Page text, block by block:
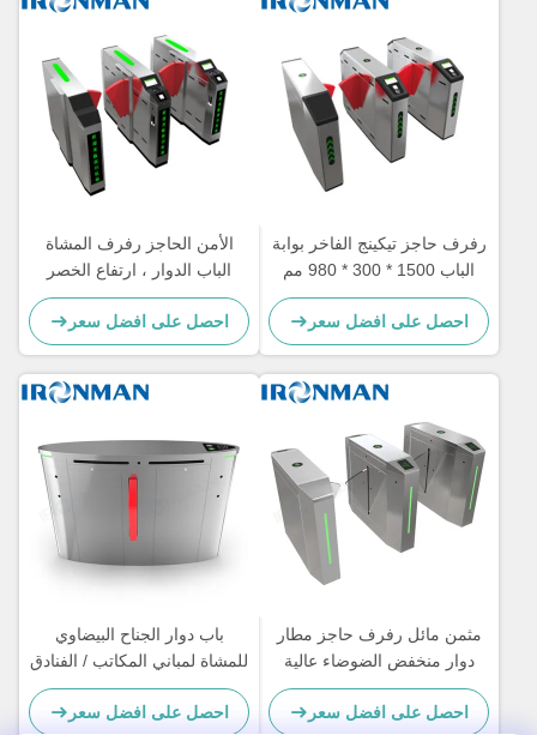
رفرف حاجز تيكينج الفاخر بوابة
الباب 1500 * 300 * 980 مم
إسكان AISI SUS304
احصل على افضل سعر
الأمن الحاجز رفرف المشاة
الباب الدوار ، ارتفاع الخصر
بوابات
احصل على افضل سعر
مثمن مائل رفرف حاجز مطار
دوار منخفض الضوضاء عالية
السرعة بوابة
احصل على افضل سعر
باب دوار الجناح البيضاوي
للمشاة لمباني المكاتب / الفنادق
احصل على افضل سعر